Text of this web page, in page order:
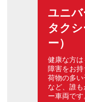
ユニ
タク
ー）
健康な方は
障害をお
荷物の多
など、誰
ー車両です